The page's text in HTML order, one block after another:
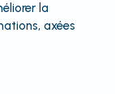
la
axées